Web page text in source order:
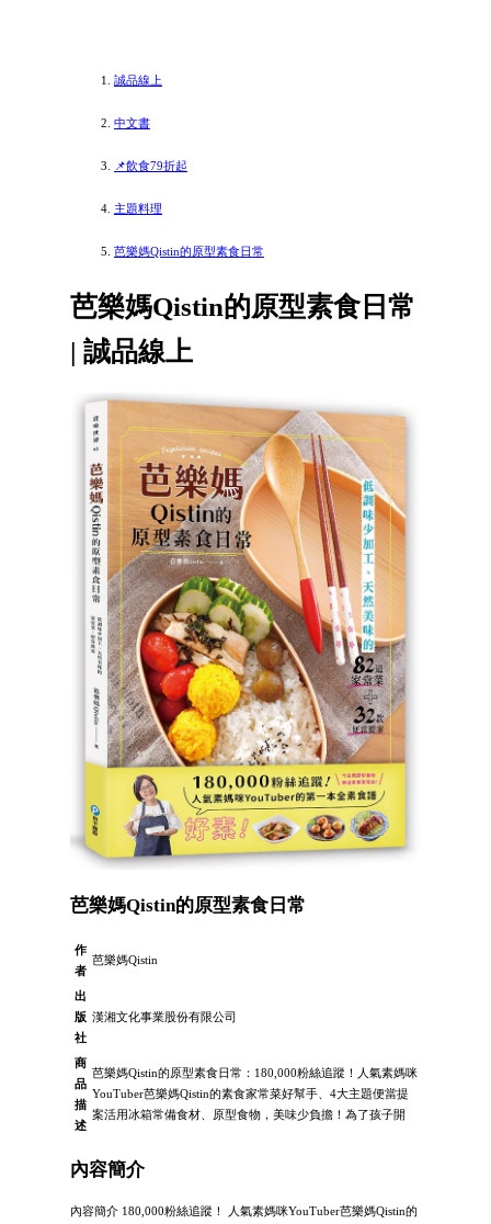
誠品線上
中文書
📌飲食79折起
主題料理
芭樂媽Qistin的原型素食日常
芭樂媽Qistin的原型素食日常
| 誠品線上
芭樂媽Qistin的原型素食日常
作
者
芭樂媽Qistin
出
版
社
漢湘文化事業股份有限公司
商
品
描
述
芭樂媽Qistin的原型素食日常：180,000粉絲追蹤！人氣素媽咪
YouTuber芭樂媽Qistin的素食家常菜好幫手、4大主題便當提
案活用冰箱常備食材、原型食物，美味少負擔！為了孩子開
內容簡介
內容簡介 180,000粉絲追蹤！ 人氣素媽咪YouTuber芭樂媽Qistin的